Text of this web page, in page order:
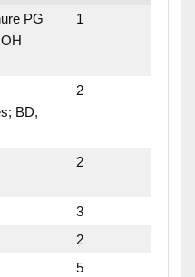
PG
1
BD,
2
2
3
2
5